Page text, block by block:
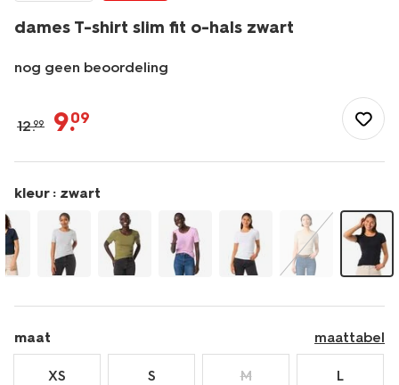
dames T-shirt slim fit o-hals zwart
nog geen beoordeling
tops/basics/dames-
t-
slim-
fit-
o-
zwart-
36301340BLACK.html
12.99 9.09
kleur : zwart
maat maattabel
XS S M L